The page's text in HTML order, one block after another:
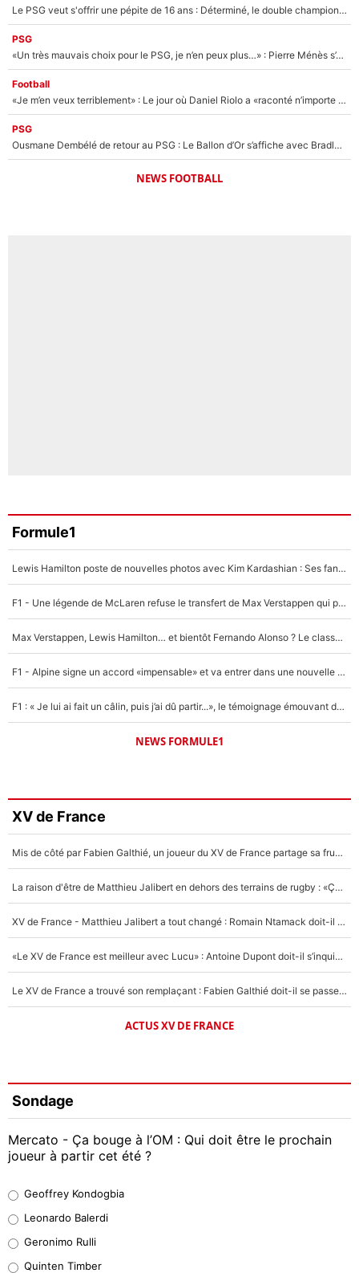
Le PSG veut s'offrir une pépite de 16 ans : Déterminé, le double champion d'Europe en titre est prêt à lâcher 40M€ pour celui que l'on compare déjà à Vinicius Jr !
PSG
«Un très mauvais choix pour le PSG, je n’en peux plus…» : Pierre Ménès s’est complètement trompé avec Luis Enrique et ces déclarations le prouvent !
Football
«Je m’en veux terriblement» : Le jour où Daniel Riolo a «raconté n’importe quoi» dans l'After Foot !
PSG
Ousmane Dembélé de retour au PSG : Le Ballon d’Or s’affiche avec Bradley Barcola en plein cœur du feuilleton sur son départ !
NEWS FOOTBALL
Formule1
Lewis Hamilton poste de nouvelles photos avec Kim Kardashian : Ses fans le voient déjà redevenir champion du monde de F1 grâce à elle !
F1 - Une légende de McLaren refuse le transfert de Max Verstappen qui pourrait «faire des vagues» et plomber l'ambiance dans l'équipe
Max Verstappen, Lewis Hamilton… et bientôt Fernando Alonso ? Le classement des pilotes les mieux payés en Formule 1 risque de changer !
F1 - Alpine signe un accord «impensable» et va entrer dans une nouvelle dimension : Grande nouvelle pour Pierre Gasly !
F1 : « Je lui ai fait un câlin, puis j’ai dû partir...», le témoignage émouvant de Max Verstappen sur sa fille
NEWS FORMULE1
XV de France
Mis de côté par Fabien Galthié, un joueur du XV de France partage sa frustration : «ils ne me l’ont pas dit tout de suite»
La raison d'être de Matthieu Jalibert en dehors des terrains de rugby : «Ça m'atteint autant que si tu touches à un membre de ma famille»
XV de France - Matthieu Jalibert a tout changé : Romain Ntamack doit-il s’inquiéter pour sa place à un an de la Coupe du monde ?
«Le XV de France est meilleur avec Lucu» : Antoine Dupont doit-il s’inquiéter pour sa place ?
Le XV de France a trouvé son remplaçant : Fabien Galthié doit-il se passer d'Antoine Dupont ?
ACTUS XV DE FRANCE
Sondage
Mercato - Ça bouge à l’OM : Qui doit être le prochain
joueur à partir cet été ?
38%
32%
Geoffrey Kondogbia
Leonardo Balerdi
Geronimo Rulli
Quinten Timber